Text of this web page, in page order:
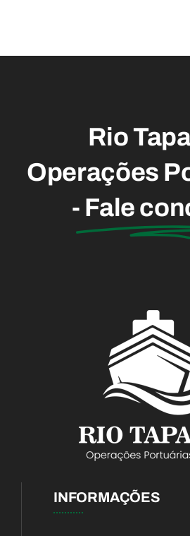
Rio
Operações
- Fale
INFORMAÇÕES